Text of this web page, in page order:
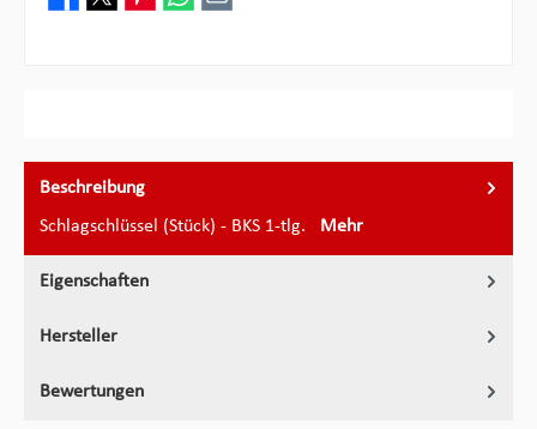
Beschreibung
Schlagschlüssel (Stück) - BKS 1-tlg. Mehr
Eigenschaften
Hersteller
Bewertungen